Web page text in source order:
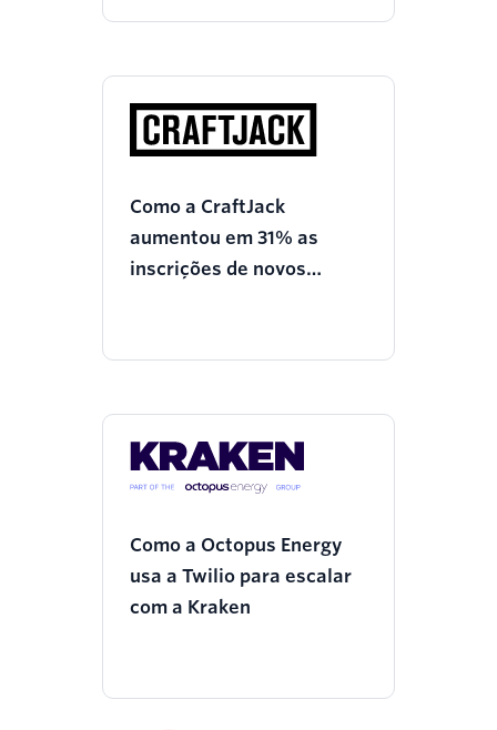
Como a CraftJack
aumentou em 31% as
inscrições de novos
chamadas usando o
Como a Octopus Energy
usa a Twilio para escalar
com a Kraken